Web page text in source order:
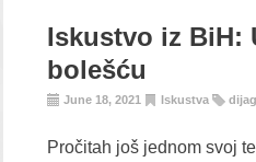
Iskustvo iz BiH:
bolešću
June 18, 2021 Iskustva
Pročitah još jednom svoj